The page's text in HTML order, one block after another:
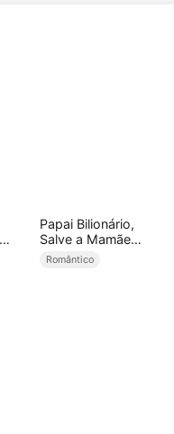
Papai Bilionário,
Salve a Mamãe
CEO!
Romântico